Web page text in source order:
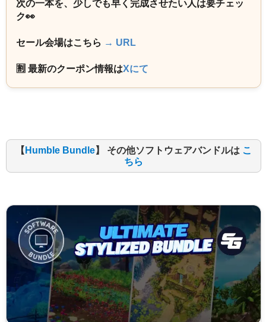
次の一本を、少しでも早く完成させたい人は要チェッ
ク👀
セール会場はこちら → URL
🈹 最新のクーポン情報はXにて
【 Humble Bundle】 その他ソフトウェアバンドルは こ
ちら